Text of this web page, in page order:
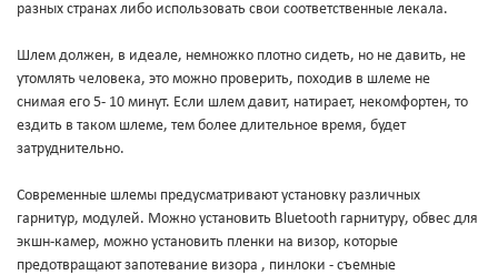
разных странах либо использовать свои соответственные лекала.
Шлем должен, в идеале, немножко плотно сидеть, но не давить, не
утомлять человека, это можно проверить, походив в шлеме не
снимая его 5- 10 минут. Если шлем давит, натирает, некомфортен, то
ездить в таком шлеме, тем более длительное время, будет
затруднительно.
Современные шлемы предусматривают установку различных
гарнитур, модулей. Можно установить Bluetooth гарнитуру, обвес для
экшн-камер, можно установить пленки на визор, которые
предотвращают запотевание визора , пинлоки - съемные